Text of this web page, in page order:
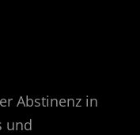
Abstinenz in
und